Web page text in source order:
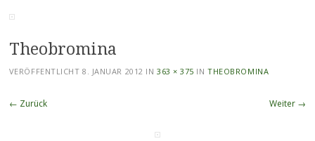
Theobromina
VERÖFFENTLICHT8. JANUAR 2012 IN 363 × 375 INTHEOBROMINA
← Zurück Weiter →